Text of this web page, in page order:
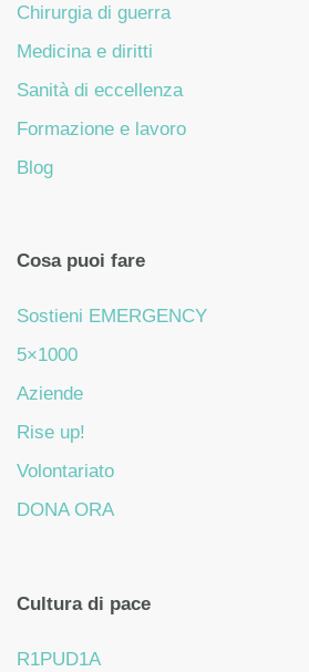
Chirurgia di guerra
Medicina e diritti
Sanità di eccellenza
Formazione e lavoro
Blog
Cosa puoi fare
Sostieni EMERGENCY
5×1000
Aziende
Rise up!
Volontariato
DONA ORA
Cultura di pace
R1PUD1A